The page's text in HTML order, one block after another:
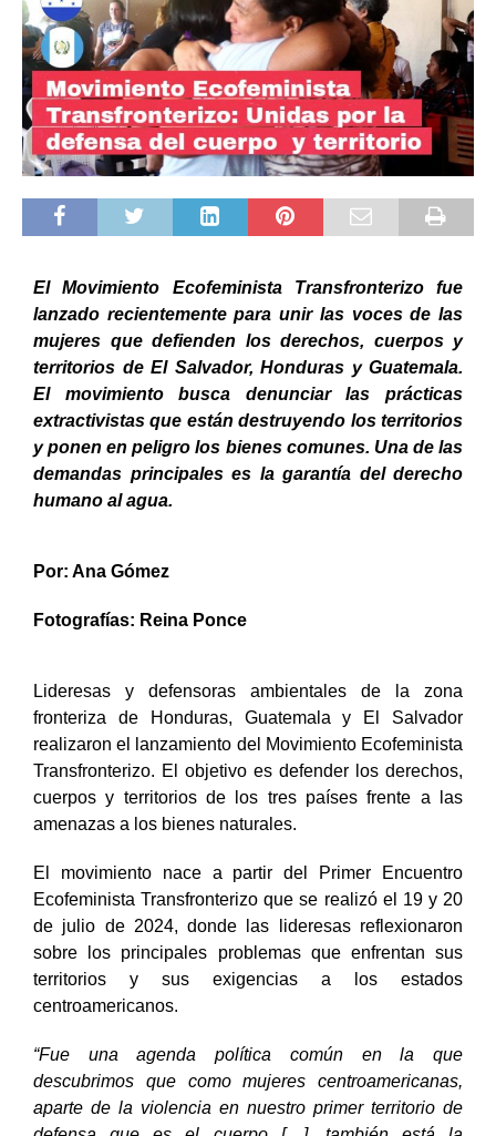
El Movimiento Ecofeminista Transfronterizo fue
lanzado recientemente para unir las voces de las
mujeres que defienden los derechos, cuerpos y
territorios de El Salvador, Honduras y Guatemala.
El movimiento busca denunciar las prácticas
extractivistas que están destruyendo los territorios
y ponen en peligro los bienes comunes. Una de las
demandas principales es la garantía del derecho
humano al agua.
Por: Ana Gómez
Fotografías: Reina Ponce
Lideresas y defensoras ambientales de la zona
fronteriza de Honduras, Guatemala y El Salvador
realizaron el lanzamiento del Movimiento Ecofeminista
Transfronterizo. El objetivo es defender los derechos,
cuerpos y territorios de los tres países frente a las
amenazas a los bienes naturales.
El movimiento nace a partir del Primer Encuentro
Ecofeminista Transfronterizo que se realizó el 19 y 20
de julio de 2024, donde las lideresas reflexionaron
sobre los principales problemas que enfrentan sus
territorios y sus exigencias a los estados
centroamericanos.
“Fue una agenda política común en la que
descubrimos que como mujeres centroamericanas,
aparte de la violencia en nuestro primer territorio de